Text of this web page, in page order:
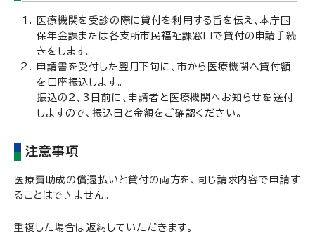
医療機関を受診の際に貸付を利用する旨を伝え、本庁国
保年金課または各支所市民福祉課窓口で貸付の申請手続
きをします。
申請書を受付した翌月下旬に、市から医療機関へ貸付額
を口座振込します。
振込の2、3日前に、申請者と医療機関へお知らせを送付
しますので、振込日と金額をご確認ください。
注意事項
医療費助成の償還払いと貸付の両方を、同じ請求内容で申請す
ることはできません。
重複した場合は返納していただきます。